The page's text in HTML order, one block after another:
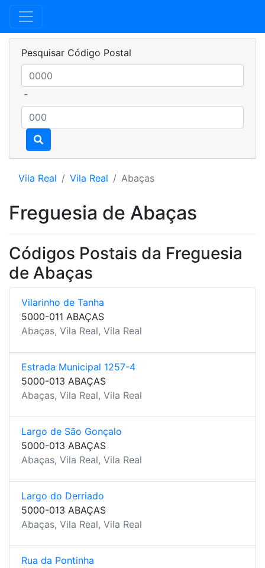
Pesquisar Código Postal
-
Vila Real Vila Real Abaças
Freguesia de Abaças
Códigos Postais da Freguesia
de Abaças
Vilarinho de Tanha
5000-011 ABAÇAS
Abaças, Vila Real, Vila Real
Estrada Municipal 1257-4
5000-013 ABAÇAS
Abaças, Vila Real, Vila Real
Largo de São Gonçalo
5000-013 ABAÇAS
Abaças, Vila Real, Vila Real
Largo do Derriado
5000-013 ABAÇAS
Abaças, Vila Real, Vila Real
Rua da Pontinha